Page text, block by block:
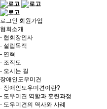
로그인 회원가입
협회소개
- 협회장인사
- 설립목적
- 연혁
- 조직도
- 오시는 길
장애인도우미견
- 장애인도우미견이란?
- 도우미견 역할과 훈련과정
- 도우미견의 역사와 사례